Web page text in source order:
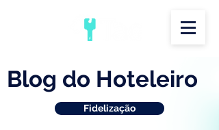
Blog do Hoteleiro
Fidelização